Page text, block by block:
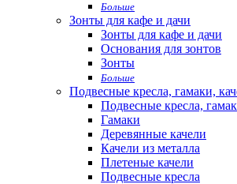
Больше
Зонты для кафе и дачи
Зонты для кафе и дачи
Основания для зонтов
Зонты
Больше
Подвесные кресла, гамаки,
Подвесные кресла,
Гамаки
Деревянные качели
Качели из металла
Плетеные качели
Подвесные кресла